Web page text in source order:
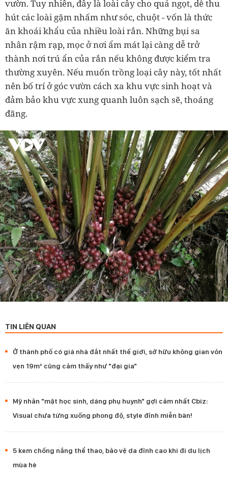
vườn. Tuy nhiên, đây là loài cây cho quả ngọt, dễ thu
hút các loài gặm nhấm như sóc, chuột - vốn là thức
ăn khoái khẩu của nhiều loài rắn. Những bụi sa
nhân rậm rạp, mọc ở nơi ẩm mát lại càng dễ trở
thành nơi trú ẩn của rắn nếu không được kiểm tra
thường xuyên. Nếu muốn trồng loại cây này, tốt nhất
nên bố trí ở góc vườn cách xa khu vực sinh hoạt và
đảm bảo khu vực xung quanh luôn sạch sẽ, thoáng
đãng.
TIN LIÊN QUAN
Ở thành phố có giá nhà đắt nhất thế giới, sở hữu không gian vỏn
vẹn 19m² cũng cảm thấy như "đại gia"
Mỹ nhân "mặt học sinh, dáng phụ huynh" gợi cảm nhất Cbiz:
Visual chưa từng xuống phong độ, style đỉnh miễn bàn!
5 kem chống nắng thể thao, bảo vệ da đỉnh cao khi đi du lịch
mùa hè